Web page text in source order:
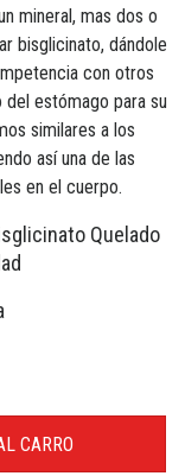
mineral, mas dos o
bisglicinato, dándole
con otros
estómago para su
similares a los
así una de las
en el cuerpo.
Quelado